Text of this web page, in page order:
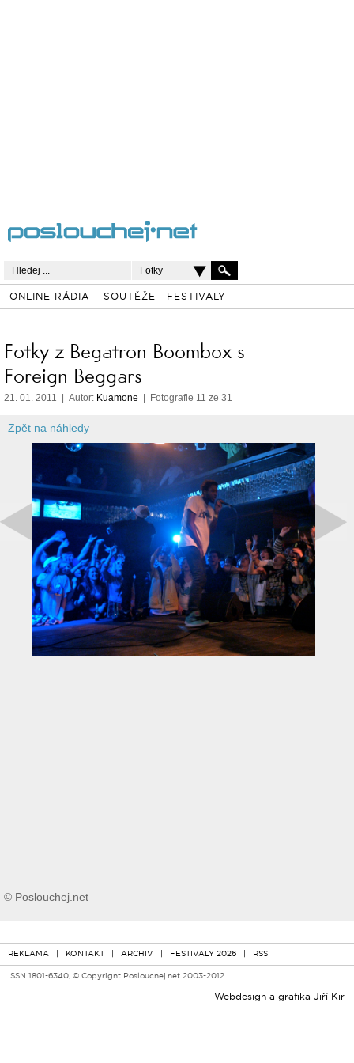
Fotky
ONLINE RÁDIA SOUTĚŽE FESTIVALY
Fotky z Begatron Boombox s
Foreign Beggars
21. 01. 2011 | Autor: Kuamone | Fotografie 11 ze 31
Zpět na náhledy
© Poslouchej.net
REKLAMA | KONTAKT | ARCHIV | FESTIVALY 2026 | RSS
ISSN 1801-6340, © Copyright Poslouchej.net 2003-2012
Webdesign a grafika Jiří Kir